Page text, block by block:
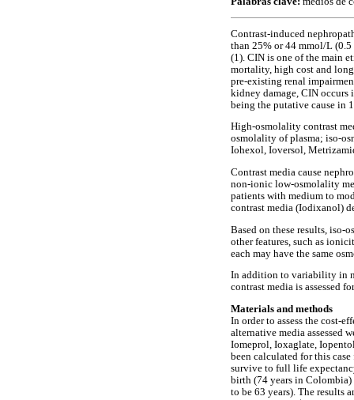
Contrast-induced
than 25% or 44 mmol/L
(1). CIN is one of the main
mortality, high cost and
pre-existing renal
kidney damage, CIN occurs
being the putative cause in
High-osmolality contrast
osmolality of plasma; iso-
Iohexol, Ioversol,
Contrast media cause
non-ionic low-osmolality
patients with medium to
contrast media (Iodixanol)
Based on these results, iso-
other features, such as
each may have the same
In addition to variability in
contrast media is assessed
Materials and methods
In order to assess the cost-
alternative media assessed
Iomeprol, Ioxaglate,
been calculated for this
survive to full life
birth (74 years in Colombia)
to be 63 years). The results